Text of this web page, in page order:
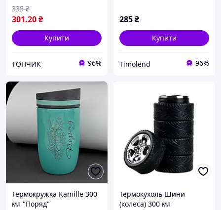
301.20₴
335 ₴
Купити
ТОПЧИК 96%
285₴
Купити
Timolend 96%
Термокружка Kamille 300
мл "Поряд"
Термокухоль Шини
(колеса) 300 мл